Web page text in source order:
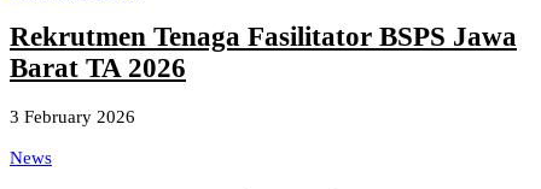
Rekrutmen Tenaga Fasilitator BSPS Jawa
Barat TA 2026
3 February 2026
News